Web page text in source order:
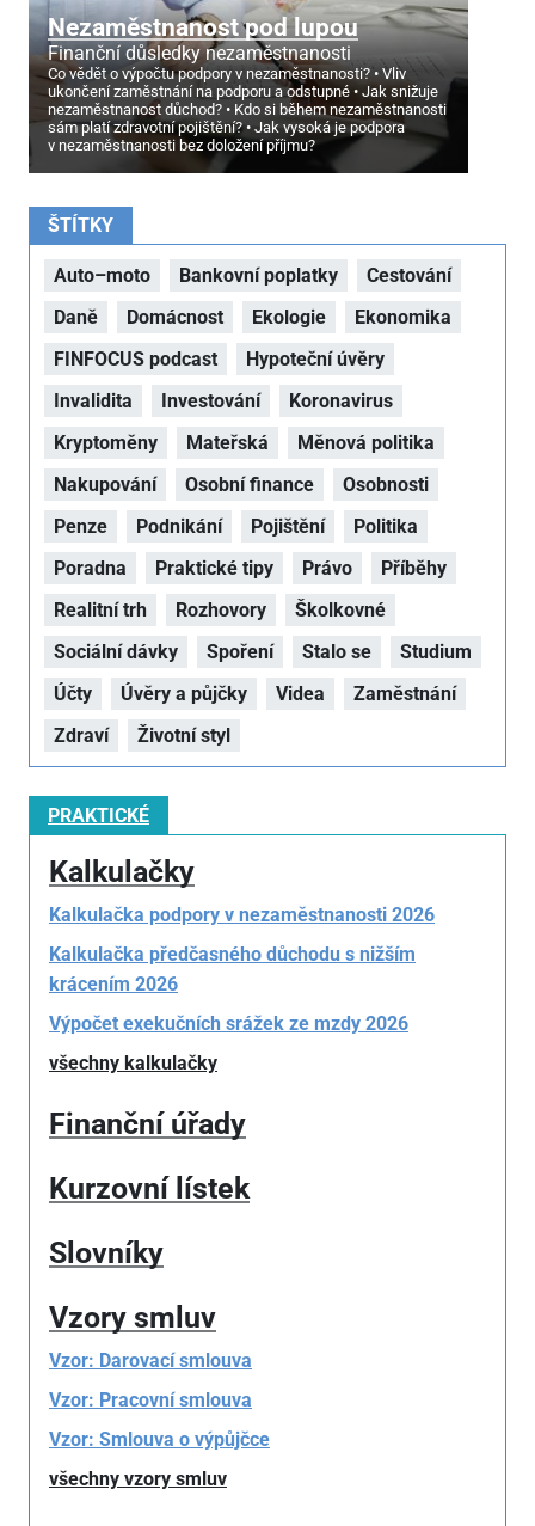
Nezaměstnanost pod lupou
Finanční důsledky nezaměstnanosti
Co vědět o výpočtu podpory v nezaměstnanosti?
Vliv
ukončení zaměstnání na podporu a odstupné
Jak snižuje
nezaměstnanost důchod?
Kdo si během nezaměstnanosti
sám platí zdravotní pojištění?
Jak vysoká je podpora
v nezaměstnanosti bez doložení příjmu?
ŠTÍTKY
Auto–moto Bankovní poplatky
Cestování
Daně
Domácnost Ekologie
Ekonomika
FINFOCUS podcast
Hypoteční úvěry
Invalidita
Investování
Koronavirus
Kryptoměny
Mateřská
Měnová politika
Nakupování
Osobní finance
Osobnosti
Penze
Podnikání Pojištění
Politika
Poradna
Praktické tipy Právo
Příběhy
Realitní trh
Rozhovory
Školkovné
Sociální dávky
Spoření Stalo se
Studium
Účty
Úvěry a půjčky Videa
Zaměstnání
Zdraví
Životní styl
PRAKTICKÉ
Kalkulačky
Kalkulačka podpory v nezaměstnanosti 2026
Kalkulačka předčasného důchodu s nižším
krácením 2026
Výpočet exekučních srážek ze mzdy 2026
všechny kalkulačky
Finanční úřady
Kurzovní lístek
Slovníky
Vzory smluv
Vzor: Darovací smlouva
Vzor: Pracovní smlouva
Vzor: Smlouva o výpůjčce
všechny vzory smluv